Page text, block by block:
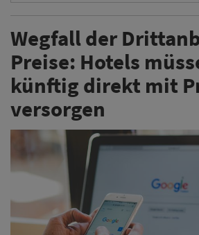
Wegfall der
Preise: Hotels
künftig direkt mit
versorgen